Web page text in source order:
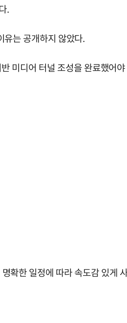
.
는 공개하지 않았다.
미디어 터널 조성을 완료했어
확한 일정에 따라 속도감 있게